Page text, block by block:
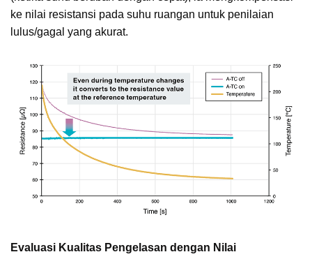
ke nilai resistansi pada suhu ruangan untuk penilaian
lulus/gagal yang akurat.
Evaluasi Kualitas Pengelasan dengan Nilai